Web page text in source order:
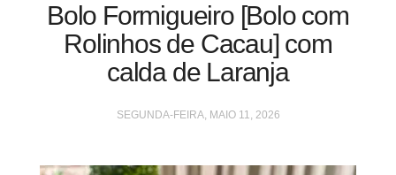
Bolo Formigueiro [Bolo com
Rolinhos de Cacau] com
calda de Laranja
SEGUNDA-FEIRA, MAIO 11, 2026